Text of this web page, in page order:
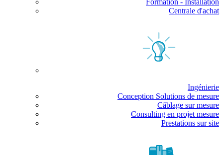
Formation - Installation
Centrale d'achat
Ingénierie
Conception Solutions de mesure
Câblage sur mesure
Consulting en projet mesure
Prestations sur site